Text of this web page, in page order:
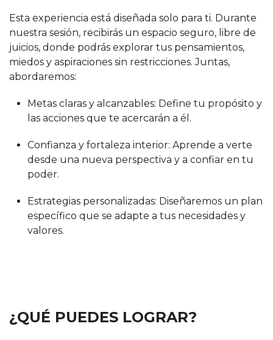
Esta experiencia está diseñada solo para ti. Durante
nuestra sesión, recibirás un espacio seguro, libre de
juicios, donde podrás explorar tus pensamientos,
miedos y aspiraciones sin restricciones. Juntas,
abordaremos:
Metas claras y alcanzables: Define tu propósito y
las acciones que te acercarán a él.
Confianza y fortaleza interior: Aprende a verte
desde una nueva perspectiva y a confiar en tu
poder.
Estrategias personalizadas: Diseñaremos un plan
específico que se adapte a tus necesidades y
valores.
¿QUÉ PUEDES LOGRAR?